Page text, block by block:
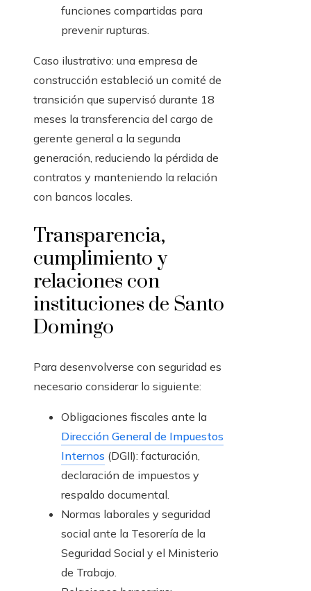
funciones compartidas para
prevenir rupturas.
Caso ilustrativo: una empresa de
construcción estableció un comité de
transición que supervisó durante 18
meses la transferencia del cargo de
gerente general a la segunda
generación, reduciendo la pérdida de
contratos y manteniendo la relación
con bancos locales.
Transparencia,
cumplimiento y
relaciones con
instituciones de Santo
Domingo
Para desenvolverse con seguridad es
necesario considerar lo siguiente:
Obligaciones fiscales ante la
Dirección General de Impuestos
Internos (DGII): facturación,
declaración de impuestos y
respaldo documental.
Normas laborales y seguridad
social ante la Tesorería de la
Seguridad Social y el Ministerio
de Trabajo.